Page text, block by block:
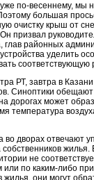
по-весеннему, мы
большая
очистку крыш от
призвал
глав районных
уделить
соответствующую
РТ, завтра в
Синоптики
дорогах может
температура
во дворах отвечают
жилья.
не
по каким-либо
жилья, они могут